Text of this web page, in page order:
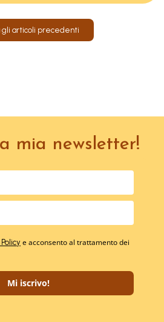
gli articoli precedenti
mia newsletter!
e acconsento al trattamento dei
Mi iscrivo!